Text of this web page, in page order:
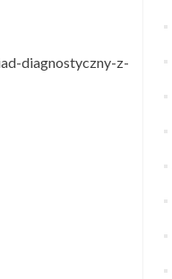
diagnostyczny-z-